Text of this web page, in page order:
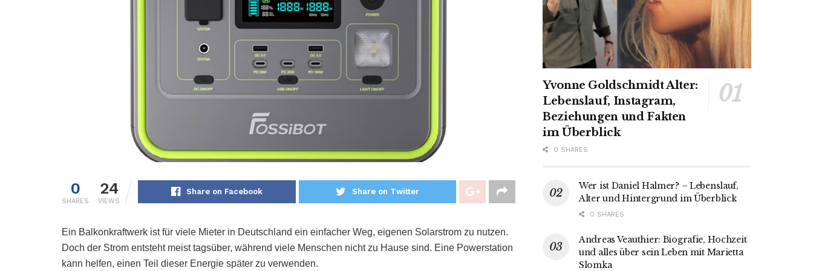
0
SHARES
24
VIEWS
Share on Facebook Share on Twitter
Ein Balkonkraftwerk ist für viele Mieter in Deutschland ein einfacher Weg, eigenen Solarstrom zu nutzen.
Doch der Strom entsteht meist tagsüber, während viele Menschen nicht zu Hause sind. Eine Powerstation
kann helfen, einen Teil dieser Energie später zu verwenden.
Yvonne Goldschmidt Alter:
Lebenslauf, Instagram,
Beziehungen und Fakten
im Überblick
0 SHARES
Wer ist Daniel Halmer? – Lebenslauf,
Alter und Hintergrund im Überblick
0 SHARES
Andreas Veauthier: Biografie, Hochzeit
und alles über sein Leben mit Marietta
Slomka